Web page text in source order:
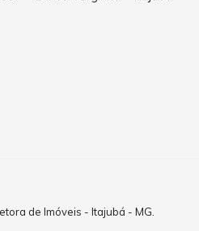
de Imóveis - Itajubá - MG.